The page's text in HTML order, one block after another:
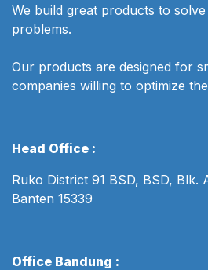
We build great products to
problems.
Our products are designed for
companies willing to optimize
Head Office :
Ruko District 91 BSD, BSD, Blk.
Banten 15339
Office Bandung :